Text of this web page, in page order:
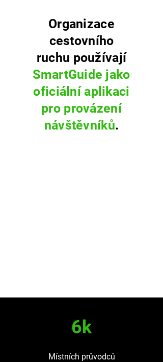
Organizace
cestovního
ruchu používají
SmartGuide jako
oficiální aplikaci
pro provázení
návštěvníků.
6k
Místních průvodců